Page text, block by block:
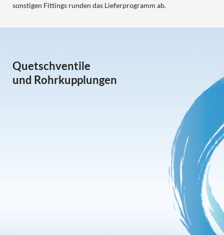
sonstigen Fittings runden das Lieferprogramm ab.
Quetschventile
und Rohrkupplungen